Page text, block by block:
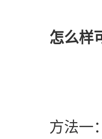
怎么样
方法一：